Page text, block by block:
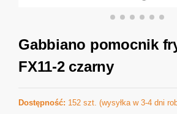
Gabbiano pomocnik
FX11-2 czarny
Dostępność: 152 szt. (wysyłka w 3-4 dni